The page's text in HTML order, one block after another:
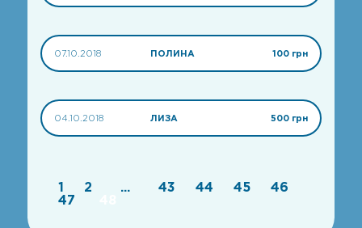
07.10.2018 ПОЛИНА 100 грн
04.10.2018 ЛИЗА 500 грн
1 2 ... 43 44 45
46
47